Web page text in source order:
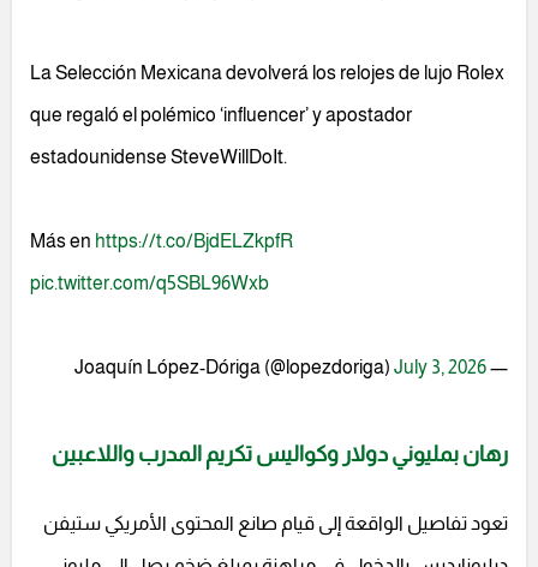
La Selección Mexicana devolverá los relojes de lujo Rolex
que regaló el polémico ‘influencer’ y apostador
estadounidense SteveWillDoIt.
Más en https://t.co/BjdELZkpfR
pic.twitter.com/q5SBL96Wxb
— Joaquín López-Dóriga (@lopezdoriga)
July 3, 2026
رهان بمليوني دولار وكواليس تكريم المدرب واللاعبين
تعود تفاصيل الواقعة إلى قيام صانع المحتوى الأمريكي ستيفن